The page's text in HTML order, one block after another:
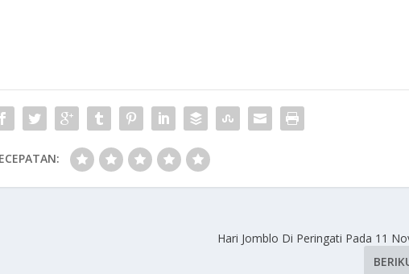
Hari Jomblo Di Peringati Pada 11